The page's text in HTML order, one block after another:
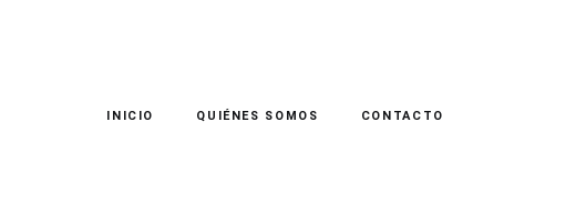
INICIO QUIÉNES SOMOS CONTACTO